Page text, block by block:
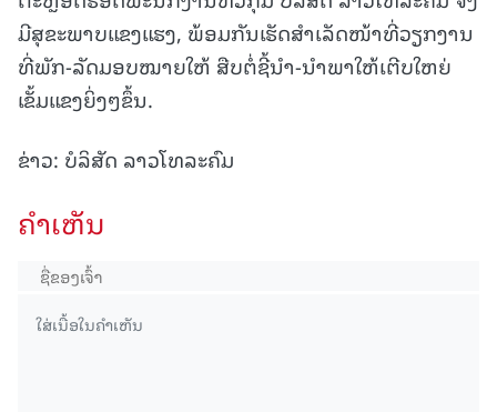
ມີສຸຂະພາບແຂງແຮງ, ພ້ອມກັນເຮັດສຳເລັດໜ້າທີ່ວຽກງານ
ທີ່ພັກ-ລັດມອບໝາຍໃຫ້ ສືບຕໍ່ຊີ້ນຳ-ນຳພາໃຫ້ເຕີບໃຫຍ່
ເຂັ້ມແຂງຍິ່ງໆຂຶ້ນ.
ຂ່າວ: ບໍລິສັດ ລາວໂທລະຄົມ
ຄໍາເຫັນ